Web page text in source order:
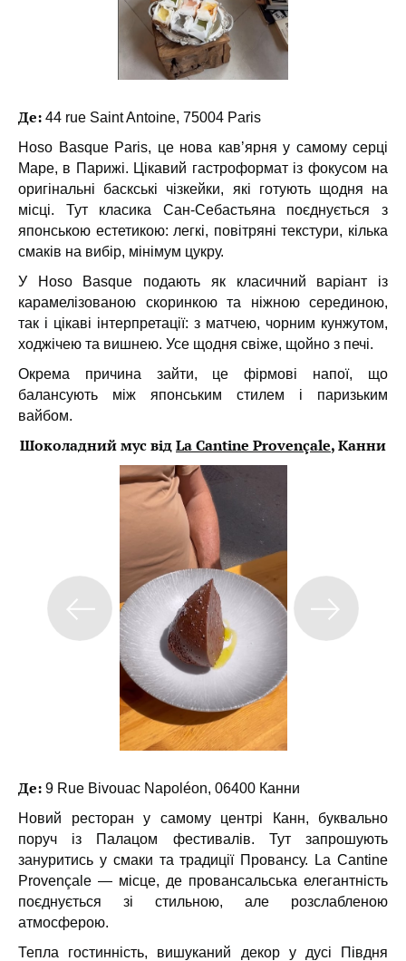
Де: 44 rue Saint Antoine, 75004 Paris
Hoso Basque Paris, це нова кавʼярня у самому серці
Маре, в Парижі. Цікавий гастроформат із фокусом на
оригінальні баскські чізкейки, які готують щодня на
місці. Тут класика Сан-Себастьяна поєднується з
японською естетикою: легкі, повітряні текстури, кілька
смаків на вибір, мінімум цукру.
У Hoso Basque подають як класичний варіант із
карамелізованою скоринкою та ніжною серединою,
так і цікаві інтерпретації: з матчею, чорним кунжутом,
ходжічею та вишнею. Усе щодня свіже, щойно з печі.
Окрема причина зайти, це фірмові напої, що
балансують між японським стилем і паризьким
вайбом.
Шоколадний мус відLa Cantine Provençale, Канни
Де: 9 Rue Bivouac Napoléon, 06400 Канни
Новий ресторан у самому центрі Канн, буквально
поруч із Палацом фестивалів. Тут запрошують
зануритись у смаки та традиції Провансу. La Cantine
Provençale — місце, де провансальська елегантність
поєднується зі стильною, але розслабленою
атмосферою.
Тепла гостинність, вишуканий декор у дусі Півдня